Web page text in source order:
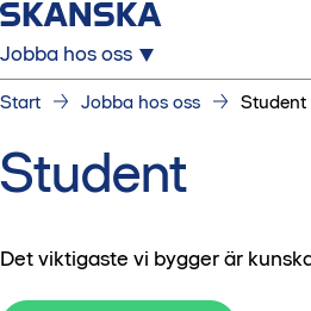
Jobba hos oss
Start Jobba hos oss Student
Student
Det viktigaste vi bygger är